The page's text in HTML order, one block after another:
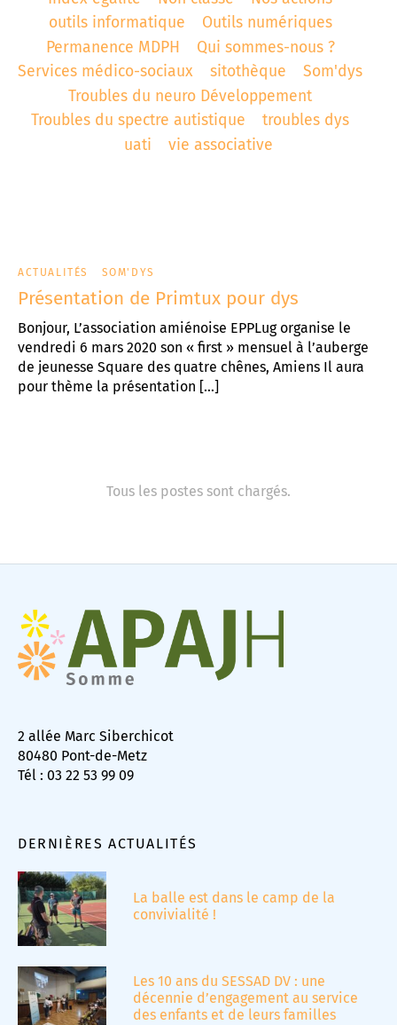
outils informatique
Outils numériques
Permanence MDPH
Qui sommes-nous ?
Services médico-sociaux
sitothèque
Som'dys
Troubles du neuro Développement
Troubles du spectre autistique
troubles dys
uati
vie associative
ACTUALITÉS SOM'DYS
Présentation de Primtux pour dys
Bonjour, L’association amiénoise EPPLug organise le
vendredi 6 mars 2020 son « first » mensuel à l’auberge
de jeunesse Square des quatre chênes, Amiens Il aura
pour thème la présentation […]
Tous les postes sont chargés.
2 allée Marc Siberchicot
80480 Pont-de-Metz
Tél : 03 22 53 99 09
DERNIÈRES ACTUALITÉS
La balle est dans le camp de la
convivialité !
Les 10 ans du SESSAD DV : une
décennie d’engagement au service
des enfants et de leurs familles
associatif
de référence APAJH
d’Abbeville
collège César Franck à Amiens
Lycée Edouard BRANLY à Amiens
«Déficience Visuelle»
« dys »